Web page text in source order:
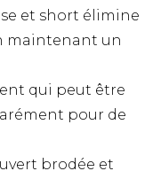
et short élimine
maintenant un
qui peut être
pour de
brodée et